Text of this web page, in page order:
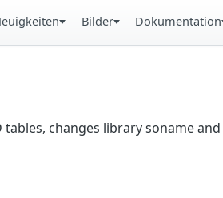
Bilder Dokumentation
changes library soname